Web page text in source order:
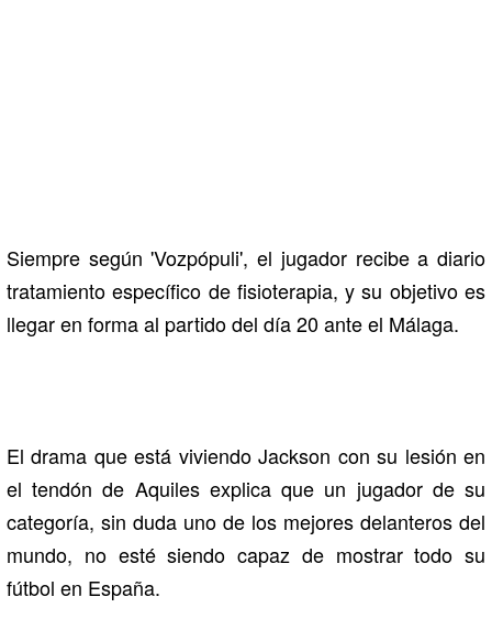
Siempre según 'Vozpópuli', el jugador recibe a diario
tratamiento específico de fisioterapia, y su objetivo es
llegar en forma al partido del día 20 ante el Málaga.
El drama que está viviendo Jackson con su lesión en
el tendón de Aquiles explica que un jugador de su
categoría, sin duda uno de los mejores delanteros del
mundo, no esté siendo capaz de mostrar todo su
fútbol en España.